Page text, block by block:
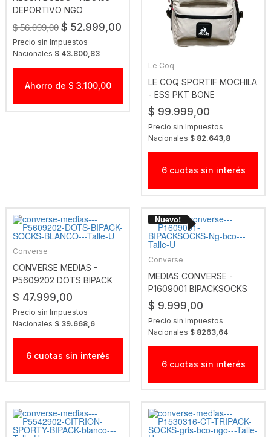
DEPORTIVO NGO
$ 56.099,00 $ 52.999,00
Precio sin Impuestos
Nacionales $ 43.800,83
Ahorro de $ 3.100,00
Le Coq
LE COQ SPORTIF MOCHILA
- ESS PKT BONE
$ 99.999,00
Precio sin Impuestos
Nacionales $ 82.643,8
6 cuotas sin interés
Converse
CONVERSE MEDIAS -
P5609202 DOTS BIPACK
SOCKS BLANCO
$ 47.999,00
Precio sin Impuestos
Nacionales $ 39.668,6
6 cuotas sin interés
Converse
MEDIAS CONVERSE -
P1609001 BIPACKSOCKS
NG BCO
$ 9.999,00
Precio sin Impuestos
Nacionales $ 8263,64
6 cuotas sin interés